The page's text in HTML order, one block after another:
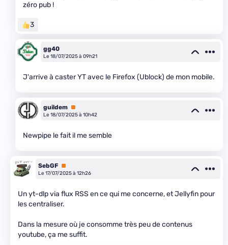
zéro pub !
3
gg40
Le 18/07/2025 à 09h21
J'arrive à caster YT avec le Firefox (Ublock) de mon mobile.
guildem Premium
Le 18/07/2025 à 10h42
Newpipe le fait il me semble
SebGF Premium
Le 17/07/2025 à 12h26
Un yt-dlp via flux RSS en ce qui me concerne, et Jellyfin pour
les centraliser.
Dans la mesure où je consomme très peu de contenus
youtube, ça me suffit.